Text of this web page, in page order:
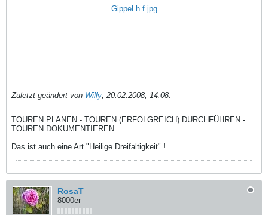
Gippel h f.jpg
Zuletzt geändert von Willy; 20.02.2008, 14:08.
TOUREN PLANEN - TOUREN (ERFOLGREICH) DURCHFÜHREN -
TOUREN DOKUMENTIEREN
Das ist auch eine Art "Heilige Dreifaltigkeit" !
RosaT
8000er